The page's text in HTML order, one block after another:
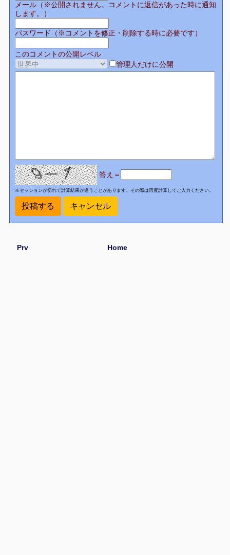
メール（※公開されません。コメントに返信があった時に通知
します。）
パスワード（※コメントを修正・削除する時に必要です）
このコメントの公開レベル
管理人だけに公開
答え＝
※セッションが切れて計算結果が違うことがあります。その際は再度計算してご入力ください。
Prv Home